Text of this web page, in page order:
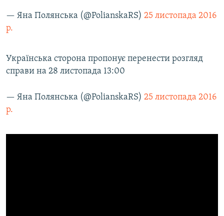
— Яна Полянська (@PolianskaRS) 25 листопада 2016
р.
Українська сторона пропонує перенести розгляд
справи на 28 листопада 13:00
— Яна Полянська (@PolianskaRS) 25 листопада 2016
р.